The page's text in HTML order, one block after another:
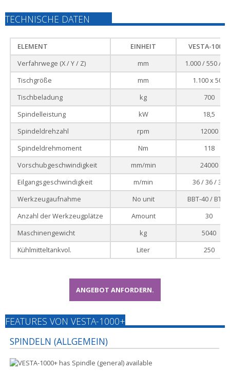
Weitblick in der Technik:Eine starke Forschungs- und
Entwicklungsabteilung garantiert permanenten Fortschritt. Mit
die Innovation voran, um den hohen Anforderungen des
Marktes gerecht zu werden.
TECHNISCHE DATEN
ELEMENT EINHEIT
VESTA-1000+
Verfahrwege (X / Y / Z)
mm
1.000 / 550 /
Tischgröße
mm
1.100 x 502
Tischbeladung
kg
700
Spindelleistung
kW
18,5
Spindeldrehzahl
rpm
12000
Spindeldrehmoment
Nm
118
Vorschubgeschwindigkeit
mm/min
24000
Eilgangsgeschwindigkeit
m/min
36 / 36 / 30
Werkzeugaufnahme
No unit
BBT-40 / BT-
Anzahl der Werkzeugplätze
Amount
30
Maschinengewicht
kg
5040
Kühlmitteltankvol.
Liter 250
ANGEBOT ANFORDERN.
FEATURES VON VESTA-1000+
SPINDELN (ALLGEMEIN)